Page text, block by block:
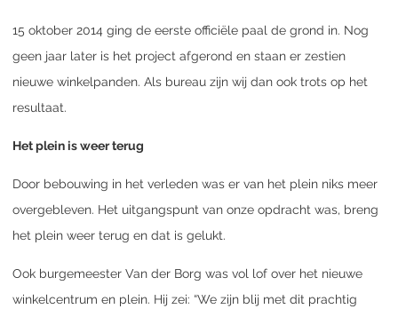
15 oktober 2014 ging de eerste officiële paal de grond in. Nog
geen jaar later is het project afgerond en staan er zestien
nieuwe winkelpanden. Als bureau zijn wij dan ook trots op het
resultaat.
Het plein is weer terug
Door bebouwing in het verleden was er van het plein niks meer
overgebleven. Het uitgangspunt van onze opdracht was, breng
het plein weer terug en dat is gelukt.
Ook burgemeester Van der Borg was vol lof over het nieuwe
winkelcentrum en plein. Hij zei: “We zijn blij met dit prachtig